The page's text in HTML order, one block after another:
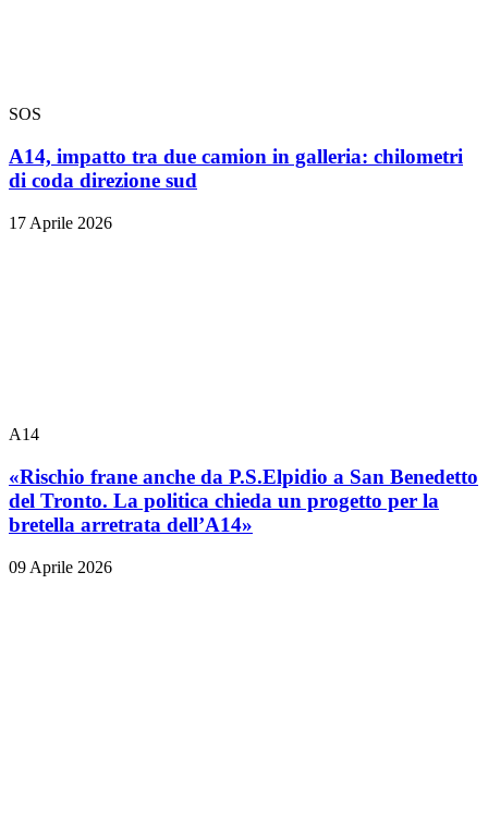
SOS
A14, impatto tra due camion in galleria: chilometri
di coda direzione sud
17 Aprile 2026
A14
«Rischio frane anche da P.S.Elpidio a San Benedetto
del Tronto. La politica chieda un progetto per la
bretella arretrata dell’A14»
09 Aprile 2026